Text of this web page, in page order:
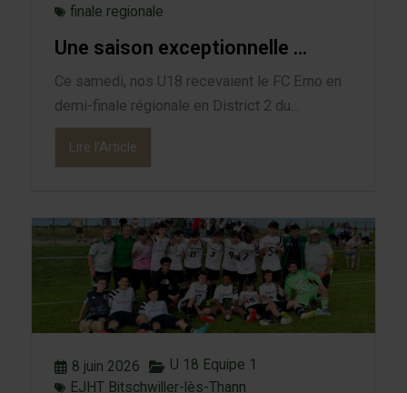
finale regionale
Une saison exceptionnelle …
Ce samedi, nos U18 recevaient le FC Erno en
demi-finale régionale en District 2 du...
Lire l'Article
8 juin 2026
U 18 Equipe 1
EJHT Bitschwiller-lès-Thann